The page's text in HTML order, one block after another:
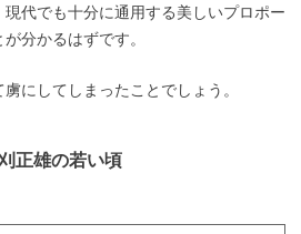
代でも十分に通用する美しいプロポー
分かるはずです。
にしてしまったことでしょう。
正雄の若い頃